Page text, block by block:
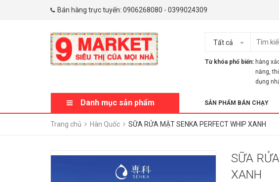
Bán hàng trực tuyến: 0906268080 - 0399024309
Tất cả
Từ khóa phổ biến: hàng
năng,
dụng
Danh mục sản phẩm SẢN PHẨM BÁN CHẠY
Trang chủ Hàn Quốc SỮA RỬA MẶT SENKA PERFECT WHIP XANH
SỮA
XANH